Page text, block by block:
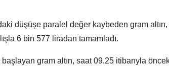
düşüşe paralel değer kaybeden gram
6 bin 577 liradan tamamladı.
gram altın, saat 09.25 itibarıyla